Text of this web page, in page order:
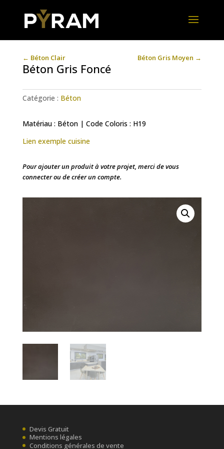
← Béton Clair Béton Gris Moyen →
Béton Gris Foncé
Catégorie : Béton
Matériau : Béton | Code Coloris : H19
Lien exemple cuisine
Pour ajouter un produit à votre projet, merci de vous
connecter ou de créer un compte.
Devis Gratuit
Mentions légales
Conditions générales de vente